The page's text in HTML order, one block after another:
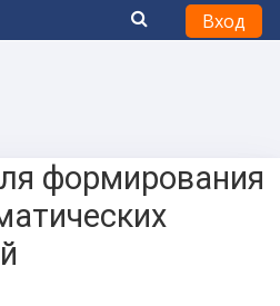
Вход
формирования